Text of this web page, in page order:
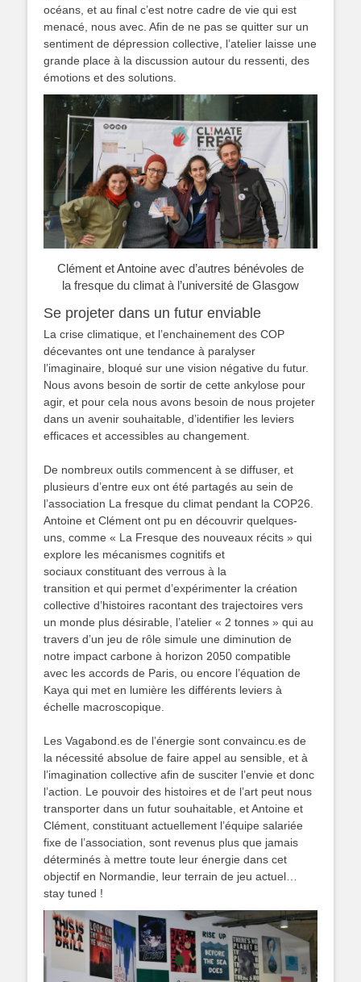
océans, et au final c’est notre cadre de vie qui est
menacé, nous avec. Afin de ne pas se quitter sur un
sentiment de dépression collective, l’atelier laisse une
grande place à la discussion autour du ressenti, des
émotions et des solutions.
Clément et Antoine avec d’autres bénévoles de
la fresque du climat à l’université de Glasgow
Se projeter dans un futur enviable
La crise climatique, et l’enchainement des COP
décevantes ont une tendance à paralyser
l’imaginaire, bloqué sur une vision négative du futur.
Nous avons besoin de sortir de cette ankylose pour
agir, et pour cela nous avons besoin de nous projeter
dans un avenir souhaitable, d’identifier les leviers
efficaces et accessibles au changement.
De nombreux outils commencent à se diffuser, et
plusieurs d’entre eux ont été partagés au sein de
l’association La fresque du climat pendant la COP26.
Antoine et Clément ont pu en découvrir quelques-
uns, comme « La Fresque des nouveaux récits » qui
explore les mécanismes cognitifs et
sociaux constituant des verrous à la
transition et qui permet d’expérimenter la création
collective d’histoires racontant des trajectoires vers
un monde plus désirable, l’atelier « 2 tonnes » qui au
travers d’un jeu de rôle simule une diminution de
notre impact carbone à horizon 2050 compatible
avec les accords de Paris, ou encore l’équation de
Kaya qui met en lumière les différents leviers à
échelle macroscopique.
Les Vagabond.es de l’énergie sont convaincu.es de
la nécessité absolue de faire appel au sensible, et à
l’imagination collective afin de susciter l’envie et donc
l’action. Le pouvoir des histoires et de l’art peut nous
transporter dans un futur souhaitable, et Antoine et
Clément, constituant actuellement l’équipe salariée
fixe de l’association, sont revenus plus que jamais
déterminés à mettre toute leur énergie dans cet
objectif en Normandie, leur terrain de jeu actuel…
stay tuned !